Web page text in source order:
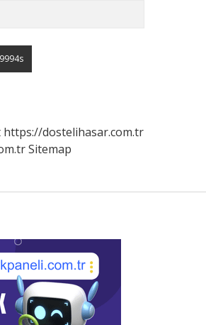
https://dostelihasar.com.tr
Sitemap